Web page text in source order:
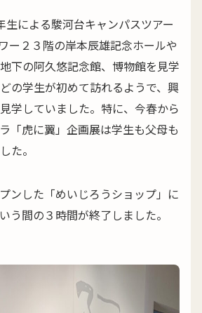
生による駿河台キャンパスツアー
ー２３階の岸本辰雄記念ホールや
下の阿久悠記念館、博物館を見学
の学生が初めて訪れるようで、興
学していました。特に、今春から
「虎に翼」企画展は学生も父母も
た。
ンした「めいじろうショップ」に
う間の３時間が終了しました。